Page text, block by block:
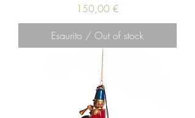
Prezzo
150,00 €
Esaurito / Out of stock